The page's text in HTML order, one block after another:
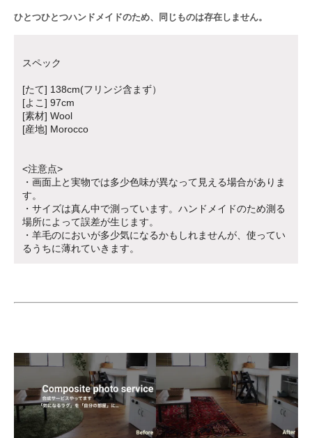
ひとつひとつハンドメイドのため、同じものは存在しません。
スペック
[たて] 138cm(フリンジ含まず）
[よこ] 97cm
[素材] Wool
[産地] Morocco
<注意点>
・画面上と実物では多少色味が異なって見える場合がありま
す。
・サイズは真ん中で測っています。ハンドメイドのため測る
場所によって誤差が生じます。
・羊毛のにおいが多少気になるかもしれませんが、使ってい
るうちに薄れていきます。